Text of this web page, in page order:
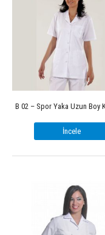
B 02 – Spor Yaka Uzun Boy
İncele